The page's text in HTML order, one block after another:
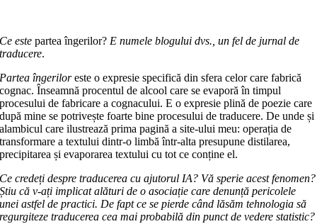
Ce estepartea îngerilor?E numele blogului dvs., un fel de jurnal de
traducere.
Partea îngeriloreste o expresie specifică din sfera celor care fabrică
cognac. Înseamnă procentul de alcool care se evaporă în timpul
procesului de fabricare a cognacului. E o expresie plină de poezie care
după mine se potrivește foarte bine procesului de traducere. De unde și
alambicul care ilustrează prima pagină a site-ului meu: operația de
transformare a textului dintr-o limbă într-alta presupune distilarea,
precipitarea și evaporarea textului cu tot ce conține el.
Ce credeți despre traducerea cu ajutorul IA? Vă sperie acest fenomen?
Știu că v-ați implicat alături de o asociație care denunță pericolele
unei astfel de practici. De fapt ce se pierde când lăsăm tehnologia să
regurgiteze traducerea cea mai probabilă din punct de vedere statistic?